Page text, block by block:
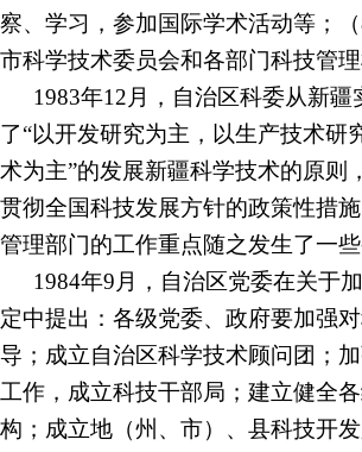
察、学习，参加国际学术活动等；（
市科学技术委员会和各部门科技管理
1983年12月，自治区科委从新疆
了“以开发研究为主，以生产技术研
术为主”的发展新疆科学技术的原则
贯彻全国科技发展方针的政策性措
管理部门的工作重点随之发生了一些
1984年9月，自治区党委在关于
定中提出：各级党委、政府要加强
导；成立自治区科学技术顾问团；
工作，成立科技干部局；建立健全
构；成立地（州、市）、县科技开